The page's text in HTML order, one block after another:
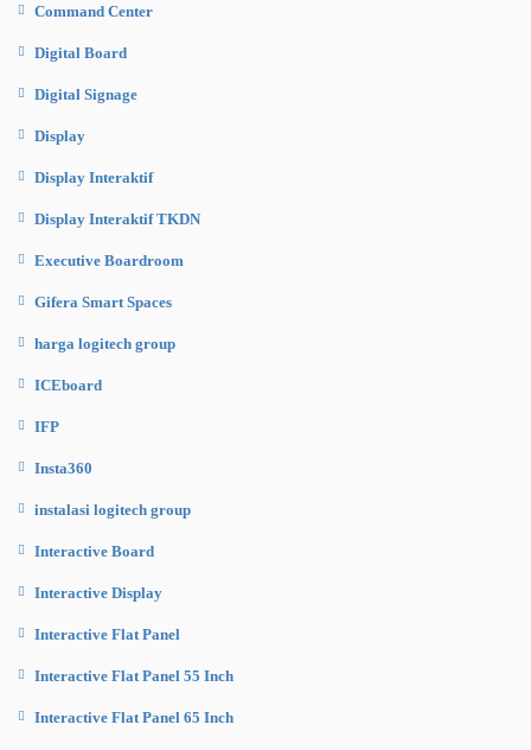
Command Center
Digital Board
Digital Signage
Display
Display Interaktif
Display Interaktif TKDN
Executive Boardroom
Gifera Smart Spaces
harga logitech group
ICEboard
IFP
Insta360
instalasi logitech group
Interactive Board
Interactive Display
Interactive Flat Panel
Interactive Flat Panel 55 Inch
Interactive Flat Panel 65 Inch